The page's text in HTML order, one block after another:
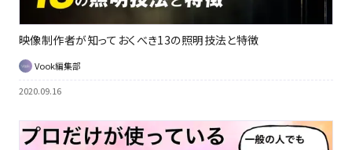
映像制作者が知っておくべき13の照明技法と特徴
Vook編集部
2020.09.16